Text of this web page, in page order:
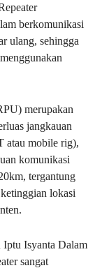
berkomunikasi
ulang, sehingga
merupakan
jangkauan
atau mobile rig),
komunikasi
tergantung
lokasi
Isyanta Dalam
sangat